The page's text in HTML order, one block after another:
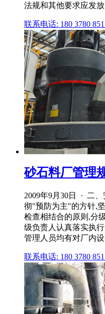
法规和其他要求应发放
联系电话: 180 3780
砂石料厂管理
2009年9月30日 · 二
彻"预防为主"的方针,
检查相结合的原则,分
级负责人认真落实执
管理人员均有对厂内
联系电话: 180 3780